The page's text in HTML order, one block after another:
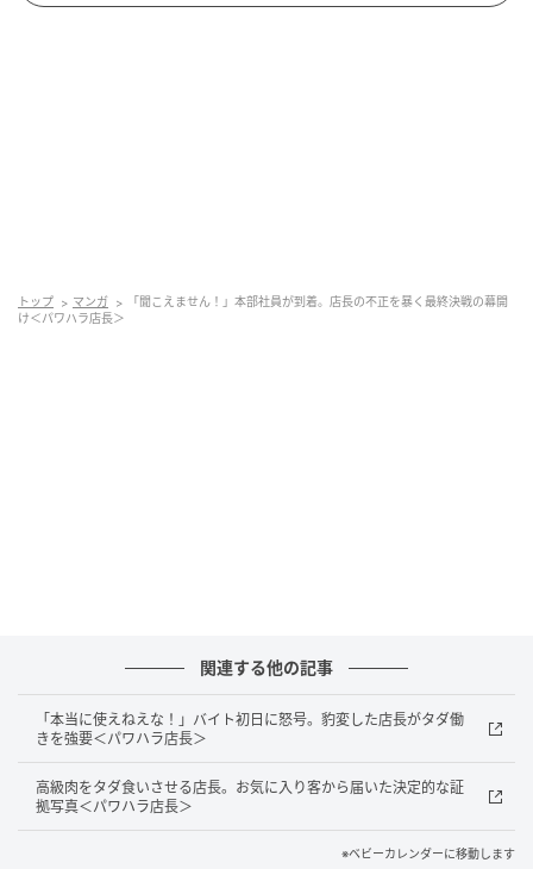
トップ マンガ
「聞こえません！」本部社員が到着。店長の不正を暴く最終決戦の幕開
け＜パワハラ店長＞
関連する他の記事
「本当に使えねえな！」バイト初日に怒号。豹変した店長がタダ働
きを強要＜パワハラ店長＞
高級肉をタダ食いさせる店長。お気に入り客から届いた決定的な証
拠写真＜パワハラ店長＞
※ベビーカレンダーに移動します